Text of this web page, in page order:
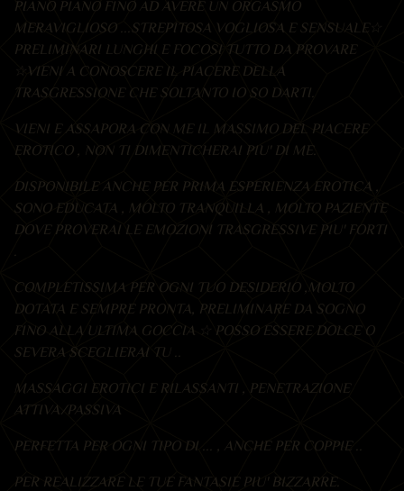
PIANO PIANO FINO AD AVERE UN ORGASMO
MERAVIGLIOSO ...STREPITOSA VOGLIOSA E SENSUALE☆
PRELIMINARI LUNGHI E FOCOSI TUTTO DA PROVARE
☆VIENI A CONOSCERE IL PIACERE DELLA
TRASGRESSIONE CHE SOLTANTO IO SO DARTI.
VIENI E ASSAPORA CON ME IL MASSIMO DEL PIACERE
EROTICO , NON TI DIMENTICHERAI PIU' DI ME.
DISPONIBILE ANCHE PER PRIMA ESPERIENZA EROTICA ,
SONO EDUCATA , MOLTO TRANQUILLA , MOLTO PAZIENTE
DOVE PROVERAI LE EMOZIONI TRASGRESSIVE PIU' FORTI
.
COMPLETISSIMA PER OGNI TUO DESIDERIO ,MOLTO
DOTATA E SEMPRE PRONTA, PRELIMINARE DA SOGNO
FINO ALLA ULTIMA GOCCIA ☆ POSSO ESSERE DOLCE O
SEVERA SCEGLIERAI TU ..
MASSAGGI EROTICI E RILASSANTI , PENETRAZIONE
ATTIVA/PASSIVA
PERFETTA PER OGNI TIPO DI ... , ANCHE PER COPPIE ..
PER REALIZZARE LE TUE FANTASIE PIU' BIZZARRE.